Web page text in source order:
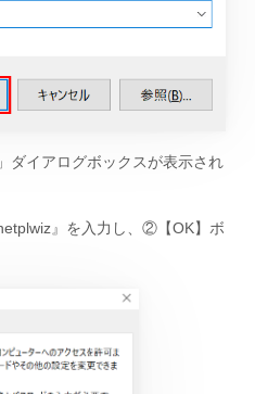
ダイアログボックスが表示され
』を入力し、②【OK】ボ